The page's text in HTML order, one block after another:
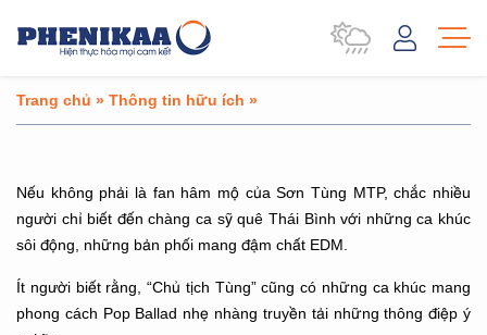
Trang chủ » Thông tin hữu ích »
Nếu không phải là fan hâm mộ của Sơn Tùng MTP, chắc nhiều
người chỉ biết đến chàng ca sỹ quê Thái Bình với những ca khúc
sôi động, những bản phối mang đậm chất EDM.
Ít người biết rằng, “Chủ tịch Tùng” cũng có những ca khúc mang
phong cách Pop Ballad nhẹ nhàng truyền tải những thông điệp ý